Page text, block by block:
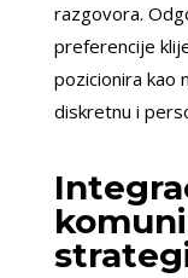
razgovora.
preferencije
pozicionira kao
diskretnu i